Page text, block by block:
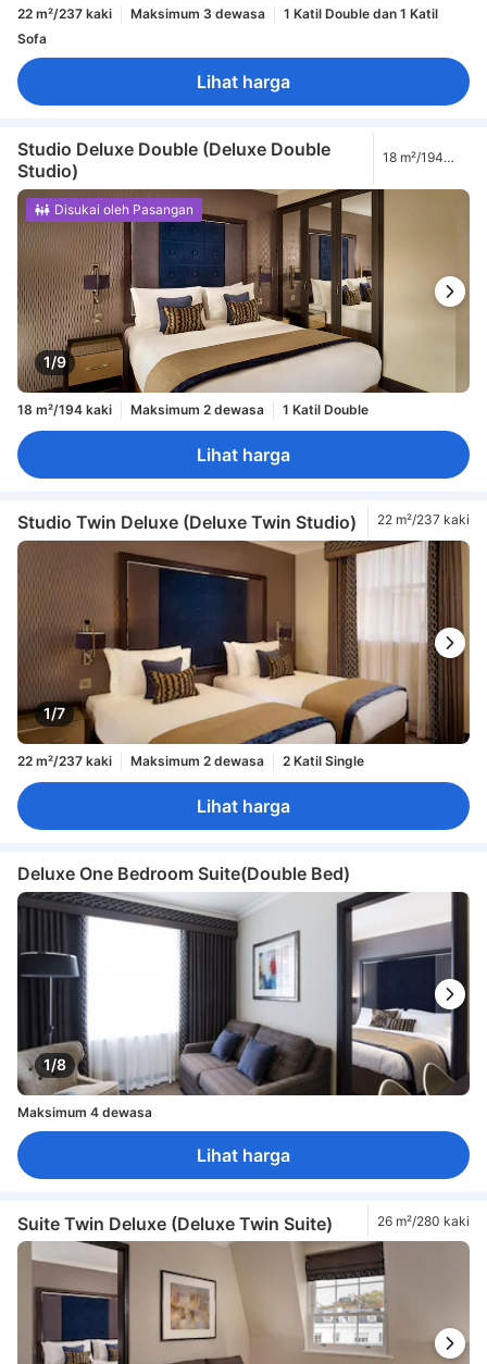
22 m²/237 kaki Maksimum 3 dewasa
1 Katil Double dan 1 Katil
Sofa
Lihat harga
Studio Deluxe Double (Deluxe Double
Studio)
18 m²/194
1/9
Disukai oleh Pasangan
18 m²/194 kaki Maksimum 2 dewasa 1 Katil Double
Lihat harga
Studio Twin Deluxe (Deluxe Twin Studio) 22 m²/237 kaki
1/7
22 m²/237 kaki Maksimum 2 dewasa 2 Katil Single
Lihat harga
Deluxe One Bedroom Suite(Double Bed)
1/8
Maksimum 4 dewasa
Lihat harga
Suite Twin Deluxe (Deluxe Twin Suite) 26 m²/280 kaki